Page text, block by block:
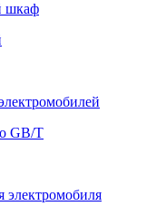
шкаф
GB/T
электромобиля